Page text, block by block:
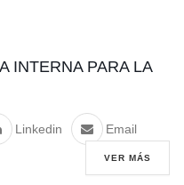
INTERNA PARA LA
Linkedin Email
VER MÁS